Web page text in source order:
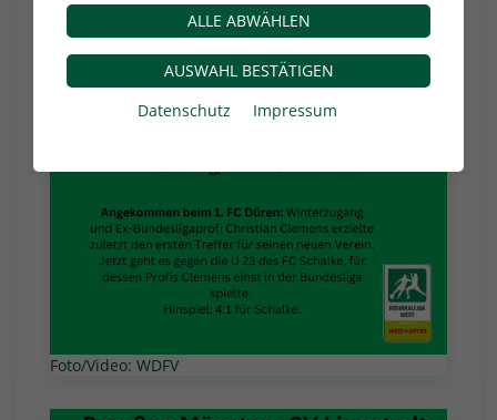
Foto/Video: WDFV
ALLE ABWÄHLEN
AUSWAHL BESTÄTIGEN
Datenschutz
Impressum